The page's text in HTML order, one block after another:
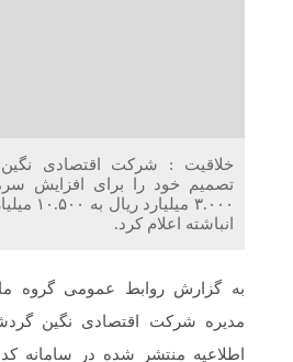
خلاقیت : شرکت اقتصادی نگین
تصمیم خود را برای افزایش
۳.۰۰۰
انباشته اعلام کرد.
به گزارش روابط عمومی گروه
مدیره شرکت اقتصادی نگین